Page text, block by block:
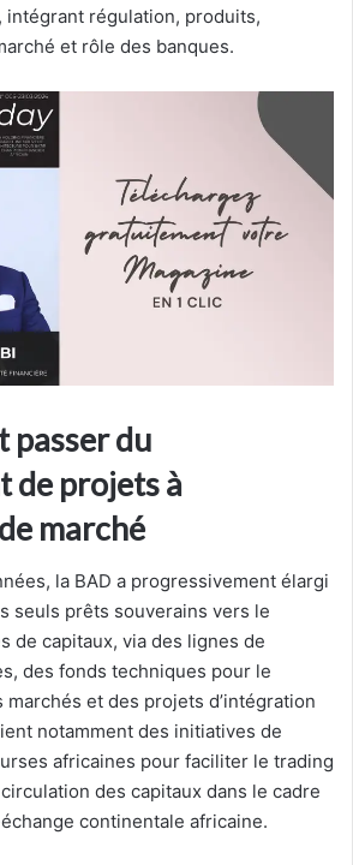
intégrant régulation, produits,
et rôle des banques.
passer du
de projets à
marché
la BAD a progressivement élargi
seuls prêts souverains vers le
de capitaux, via des lignes de
des fonds techniques pour le
et des projets d’intégration
notamment des initiatives de
africaines pour faciliter le trading
des capitaux dans le cadre
continentale africaine.